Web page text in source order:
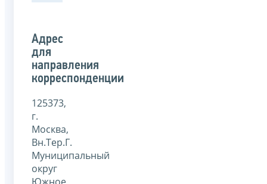
Адрес
для
направления
корреспонденции
125373,
г.
Москва,
Вн.Тер.Г.
Муниципальный
округ